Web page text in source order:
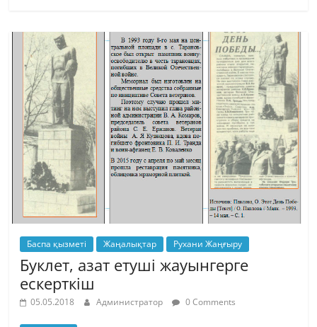
Баспа қызметі Жаңалықтар Рухани Жаңғыру
Буклет, азат етуші жауынгерге
ескерткіш
05.05.2018 Администратор 0 Comments